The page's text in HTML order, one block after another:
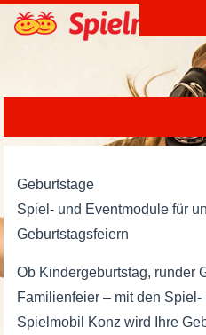
Geburtstage
Spiel- und Eventmodule für
Geburtstagsfeiern
Ob Kindergeburtstag, runder
Familienfeier – mit den
Spielmobil Konz wird Ihre